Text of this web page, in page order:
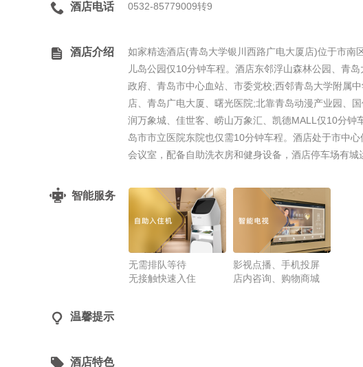
 酒店电话 0532-85779009转9
 酒店介绍
如家精选酒店(青岛大学银川西路广电大厦店)位于市南
儿岛公园仅10分钟车程。酒店东邻浮山森林公园、青
政府、青岛市中心血站、市委党校;西邻青岛大学附属
店、青岛广电大厦、曙光医院;北靠青岛动漫产业园、
润万象城、佳世客、崂山万象汇、凯德MALL仅10分
岛市市立医院东院也仅需10分钟车程。酒店处于市中
会议室，配备自助洗衣房和健身设备，酒店停车场有城
智能服务
无需排队等待
无接触快速入住
影视点播、手机投屏
店内咨询、购物商城
 温馨提示
 酒店特色